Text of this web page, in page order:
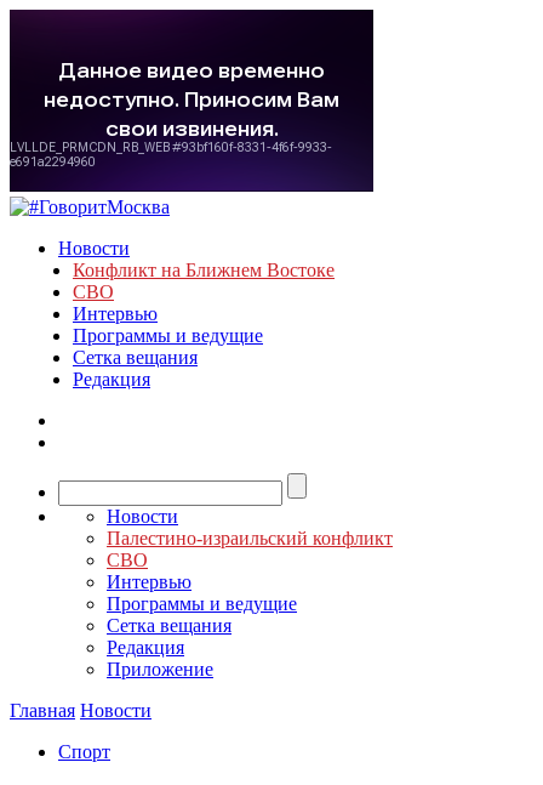
Новости
Конфликт на Ближнем Востоке
СВО
Интервью
Программы и ведущие
Сетка вещания
Редакция
Новости
Палестино-израильский конфликт
СВО
Интервью
Программы и ведущие
Сетка вещания
Редакция
Приложение
Главная Новости
Спорт